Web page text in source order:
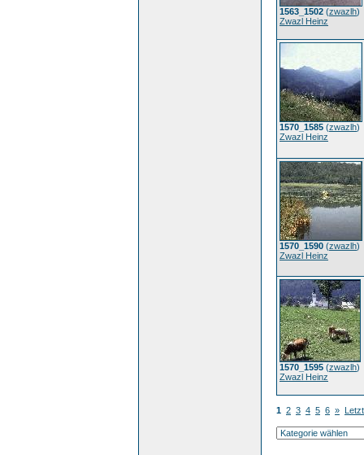
1563_1502 (zwazlh)
Zwazl Heinz
1570_1585 (zwazlh)
Zwazl Heinz
1570_1590 (zwazlh)
Zwazl Heinz
1570_1595 (zwazlh)
Zwazl Heinz
1 2 3 4 5 6 »